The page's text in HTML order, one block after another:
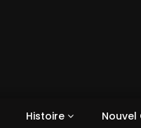
Histoire Nouvel